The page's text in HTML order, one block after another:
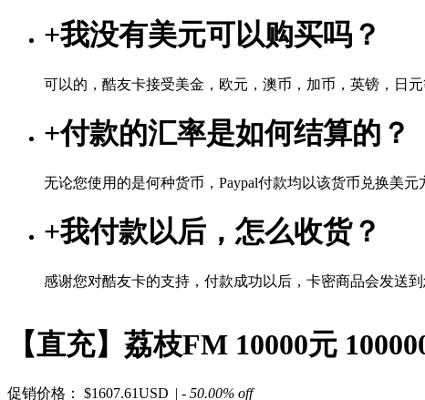
+我没有美元可以购买吗？
可以的，酷友卡接受美金，欧元，澳币，加币，英镑，日元
+付款的汇率是如何结算的？
无论您使用的是何种货币，Paypal付款均以该货币兑换美元
+我付款以后，怎么收货？
感谢您对酷友卡的支持，付款成功以后，卡密商品会发送
【直充】荔枝FM 10000元
促销价格： $1607.61USD | - 50.00% off